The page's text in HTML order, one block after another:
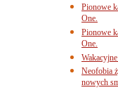
Pionowe
One.
Pionowe
One.
Neofobia
nowych